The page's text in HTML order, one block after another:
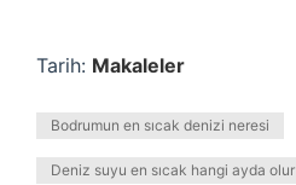
Tarih: Makaleler
Bodrumun en sıcak denizi neresi
Deniz suyu en sıcak hangi ayda olur